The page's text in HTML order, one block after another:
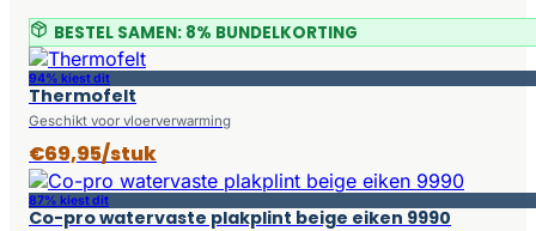
BESTEL SAMEN: 8% BUNDELKORTING
94% kiest dit
Thermofelt
Geschikt voor vloerverwarming
€69,95/stuk
87% kiest dit
Co-pro watervaste plakplint beige eiken 9990